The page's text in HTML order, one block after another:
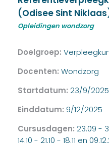
(Odisee Sint
Opleidingen wondzorg
Doelgroep:
Docenten: Wondzorg
Startdatum: 23/9/2025
Einddatum: 9/12/2025
Cursusdagen: 23.09 -
14.10 - 21.10 - 18.11 en